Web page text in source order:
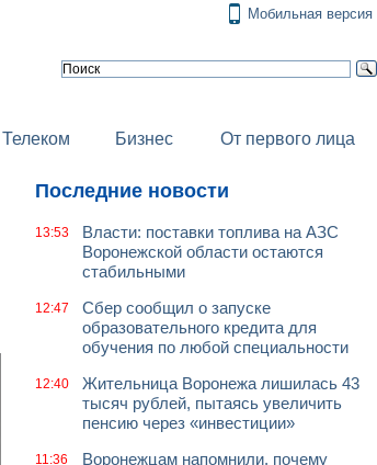
Мобильная версия
Телеком Бизнес От первого лица
Последние новости
13:53
Власти: поставки топлива на АЗС
Воронежской области остаются
стабильными
12:47
Сбер сообщил о запуске
образовательного кредита для
обучения по любой специальности
12:40
Жительница Воронежа лишилась 43
тысяч рублей, пытаясь увеличить
пенсию через «инвестиции»
11:36
Воронежцам напомнили, почему